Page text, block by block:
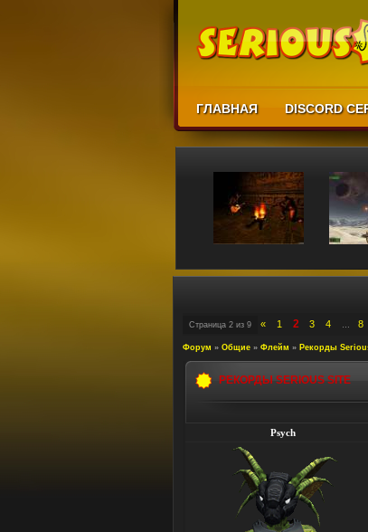
ГЛАВНАЯ DISCORD
Страница 2 из 9 « 1 2 3 4 … 8
Форум » Общие » Флейм » Рекорды
РЕКОРДЫ SERIOUS SITE
Psych